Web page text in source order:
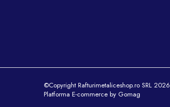
©Copyright Rafturimetaliceshop.ro SRL 2026
Platforma E-commerce by Gomag